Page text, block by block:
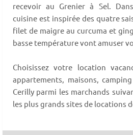
recevoir au Grenier à Sel.
cuisine est inspirée des quatre
filet de maigre au curcuma et
basse température vont amuser
Choisissez votre location
appartements, maisons,
Cerilly parmi les marchands
les plus grands sites de locations